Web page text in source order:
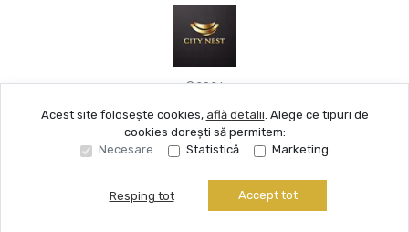
Sună acum Solicită vizionare
©2026
Site creat în
Acest site folosește cookies, află detalii. Alege ce tipuri de
cookies dorești să permitem:
Necesare
Statistică Marketing
Resping tot Accept tot